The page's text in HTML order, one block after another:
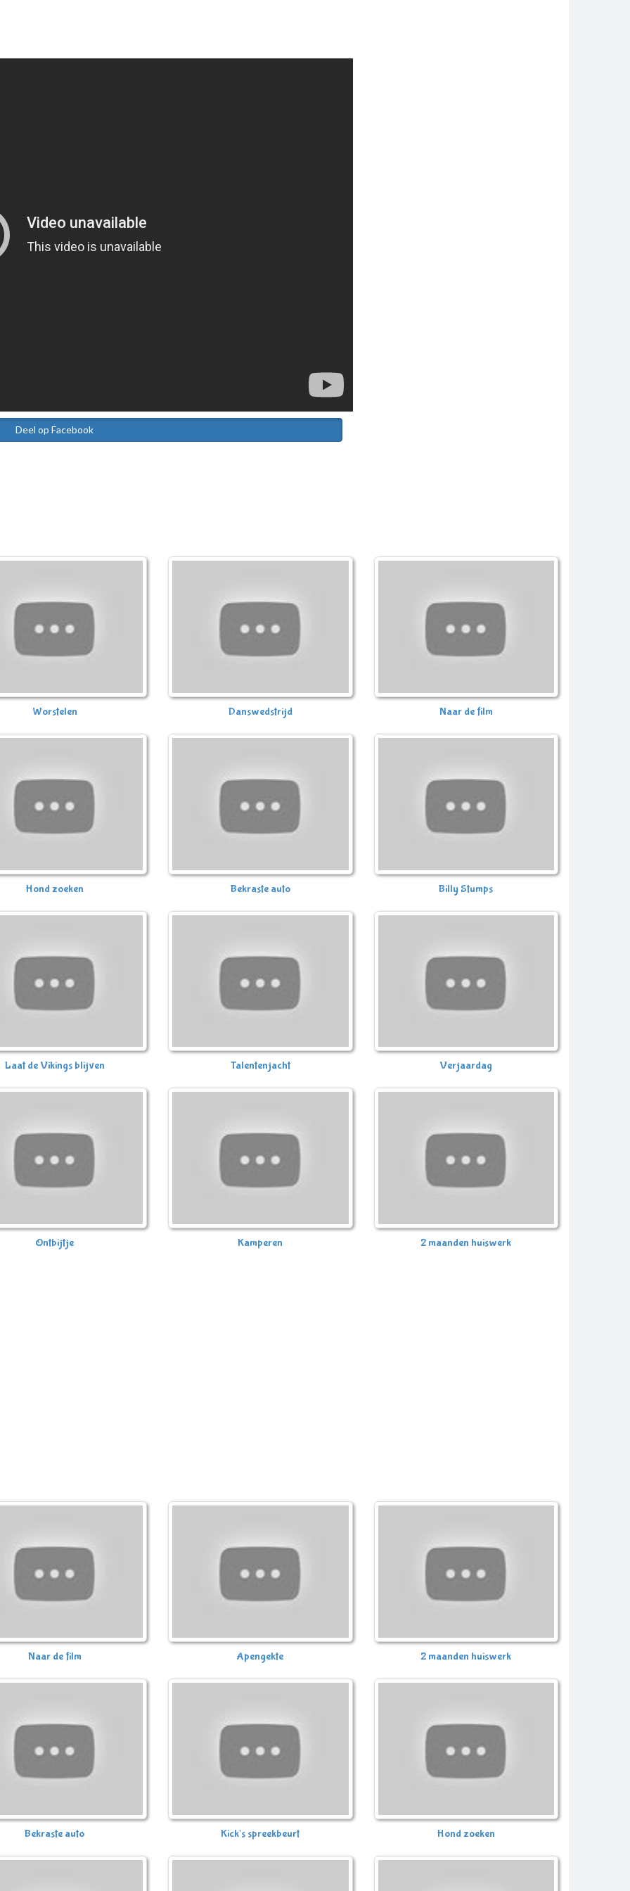
Deel op Facebook
Worstelen Danswedstrijd Naar de film
Hond zoeken Bekraste auto Billy Stumps
Laat de Vikings blijven Talentenjacht Verjaardag
Ontbijtje Kamperen 2 maanden huiswerk
Naar de film Apengekte 2 maanden huiswerk
Bekraste auto Kick's spreekbeurt Hond zoeken